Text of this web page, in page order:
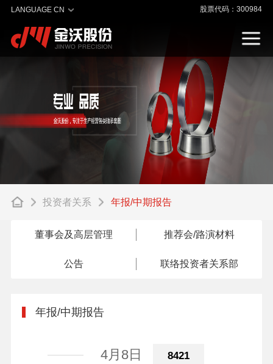
LANGUAGE CN 股票代码：300984
投资者关系 年报/中期报告
董事会及高层管理 推荐会/路演材料
公告 联络投资者关系部
年报/中期报告
4月8日 8421